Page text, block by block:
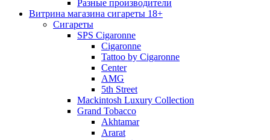
Разные производители
Витрина магазина сигареты 18+
Cигареты
SPS Cigaronne
Сigaronne
Tattoo by Cigaronne
Center
AMG
5th Street
Mackintosh Luxury Collection
Grand Tobacco
Akhtamar
Ararat